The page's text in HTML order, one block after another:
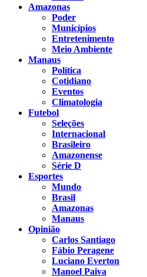
Amazonas
Poder
Municípios
Entretenimento
Meio Ambiente
Manaus
Política
Cotidiano
Eventos
Climatologia
Futebol
Seleções
Internacional
Brasileiro
Amazonense
Série D
Esportes
Mundo
Brasil
Amazonas
Manaus
Opinião
Carlos Santiago
Fábio Peragene
Luciano Everton
Manoel Paiva